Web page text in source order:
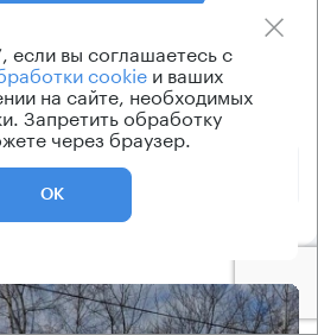
в этом здании:
Арендная плата
600 000 ₽
если вы соглашаетесь с
cookieи ваших
на сайте, необходимых
Запретить обработку
через браузер.
ОК